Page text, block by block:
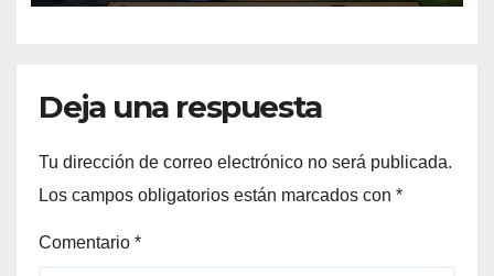
Deja una respuesta
Tu dirección de correo electrónico no será publicada.
Los campos obligatorios están marcados con *
Comentario *